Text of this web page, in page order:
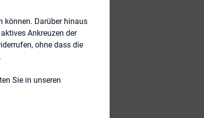
City
können. Darüber hinaus
Ankreuzen der
ohne dass die
Sie in unseren